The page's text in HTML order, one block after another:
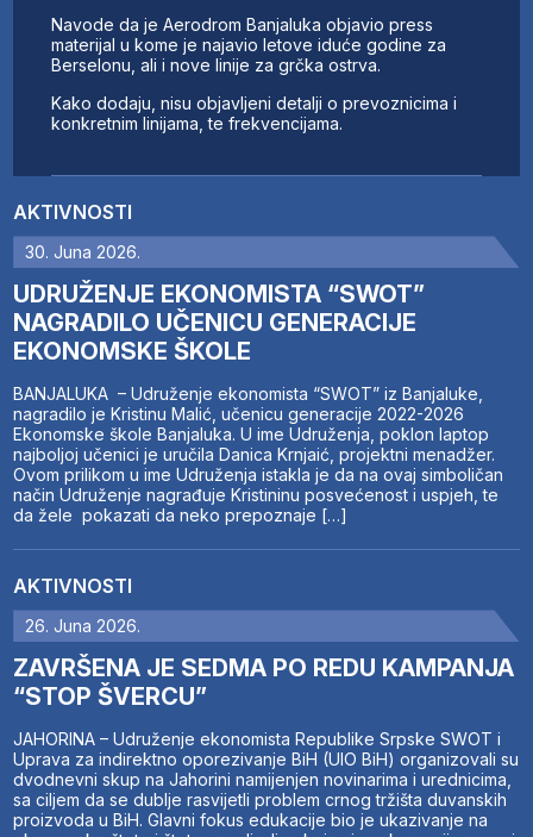
KONTAKT
AKTIVNOSTI
30. Juna 2026.
UDRUŽENJE EKONOMISTA “SWOT”
NAGRADILO UČENICU GENERACIJE
EKONOMSKE ŠKOLE
BANJALUKA – Udruženje ekonomista “SWOT” iz Banjaluke,
nagradilo je Kristinu Malić, učenicu generacije 2022-2026
Ekonomske škole Banjaluka. U ime Udruženja, poklon laptop
najboljoj učenici je uručila Danica Krnjaić, projektni menadžer.
Ovom prilikom u ime Udruženja istakla je da na ovaj simboličan
način Udruženje nagrađuje Kristininu posvećenost i uspjeh, te
da žele pokazati da neko prepoznaje […]
AKTIVNOSTI
26. Juna 2026.
ZAVRŠENA JE SEDMA PO REDU KAMPANJA
“STOP ŠVERCU”
JAHORINA – Udruženje ekonomista Republike Srpske SWOT i
Uprava za indirektno oporezivanje BiH (UIO BiH) organizovali su
dvodnevni skup na Jahorini namijenjen novinarima i urednicima,
sa ciljem da se dublje rasvijetli problem crnog tržišta duvanskih
proizvoda u BiH. Glavni fokus edukacije bio je ukazivanje na
Navode da je Aerodrom Banjaluka objavio press
materijal u kome je najavio letove iduće godine za
Berselonu, ali i nove linije za grčka ostrva.
Kako dodaju, nisu objavljeni detalji o prevoznicima i
konkretnim linijama, te frekvencijama.